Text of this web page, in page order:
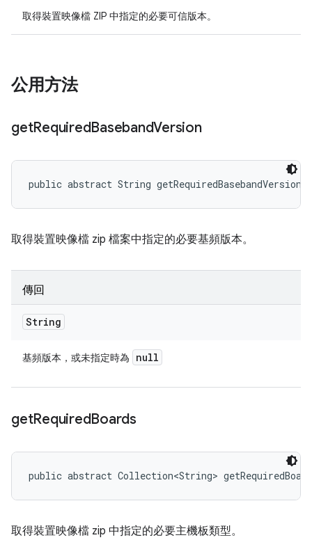
取得裝置映像檔 ZIP 中指定的必要可信版本。
公用方法
getRequiredBasebandVersion
public abstract String getRequiredBasebandVersion
取得裝置映像檔 zip 檔案中指定的必要基頻版本。
傳回
String
基頻版本，或未指定時為 null
getRequiredBoards
public abstract Collection<String>
取得裝置映像檔 zip 中指定的必要主機板類型。